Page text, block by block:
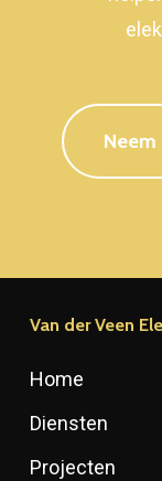
Van der Veen
Home
Diensten
Projecten